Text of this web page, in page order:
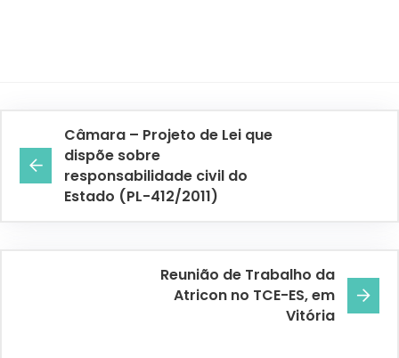
Câmara – Projeto de Lei que
dispõe sobre
responsabilidade civil do
Estado (PL-412/2011)
Reunião de Trabalho da
Atricon no TCE-ES, em
Vitória